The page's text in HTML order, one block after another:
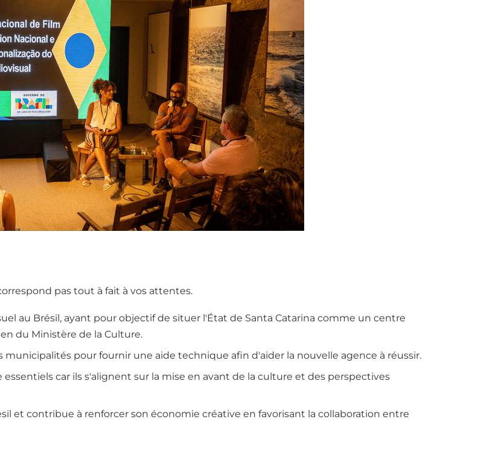
pas tout à fait à vos attentes.
au Brésil, ayant pour objectif de situer l'État de Santa Catarina comme un centre
du Ministère de la Culture.
municipalités pour fournir une aide technique afin d'aider la nouvelle agence à réussir.
car ils s'alignent sur la mise en avant de la culture et des perspectives
et contribue à renforcer son économie créative en favorisant la collaboration entre